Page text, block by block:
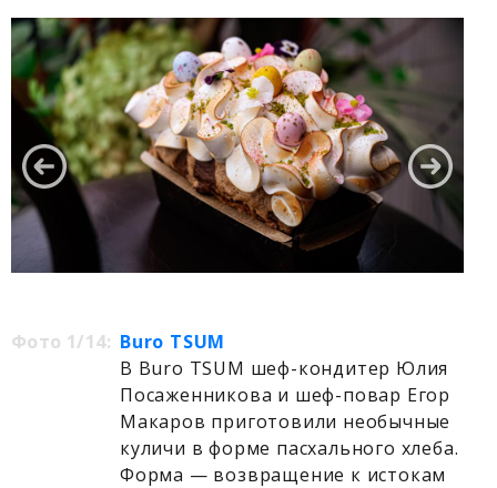
Фото 1/14: Buro TSUM
В Buro TSUM шеф-кондитер Юлия
Посаженникова и шеф-повар Егор
Макаров приготовили необычные
куличи в форме пасхального хлеба.
Форма — возвращение к истокам